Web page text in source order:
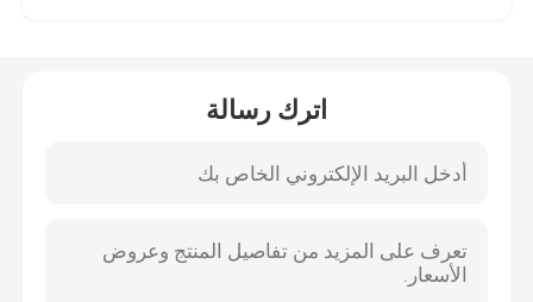
نظام كاميرا PTZ
اترك رسالة